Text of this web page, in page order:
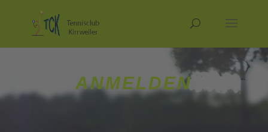
ANMELDEN